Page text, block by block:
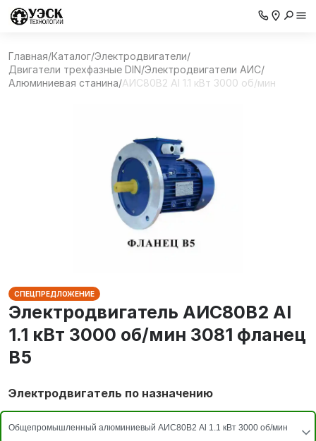
Главная/Каталог/Электродвигатели/
Двигатели трехфазные DIN/Электродвигатели АИС/
Алюминиевая станина/АИС80В2 Al 1.1 кВт 3000 об/мин
СПЕЦПРЕДЛОЖЕНИЕ
Электродвигатель АИС80В2 Al
1.1 кВт 3000 об/мин 3081 фланец
В5
Электродвигатель по назначению